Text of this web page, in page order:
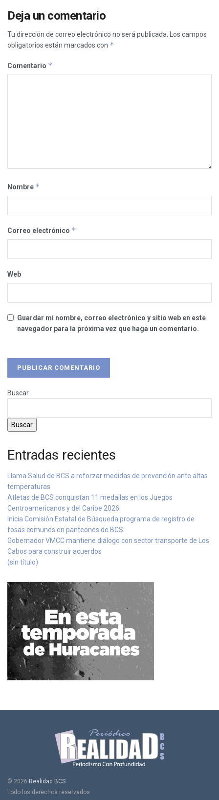
Deja un comentario
Tu dirección de correo electrónico no será publicada. Los campos
obligatorios están marcados con *
Comentario *
Nombre *
Correo electrónico *
Web
Guardar mi nombre, correo electrónico y sitio web en este
navegador para la próxima vez que haga un comentario.
Buscar
Buscar
Entradas recientes
Llama Salud de BCS a reforzar medidas de prevención ante altas
temperaturas
Atletas de BCS conquistan 11 medallas en los Juegos
Centroamericanos y del Caribe 2026
Inicia Comisión Estatal de Búsqueda programa de registro de
fosas comunes en panteones de BCS
Gobernador VMCC mantiene diálogo con sector transporte de Los
Cabos para construir acuerdos
(sin título)
© 2026 Realidad BCS
Todo los derechos reservados